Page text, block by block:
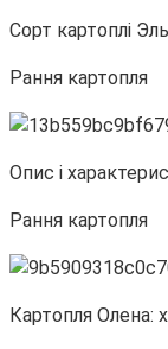
Сорт картоплі
Рання картопля
Опис і
Рання картопля
Картопля Олена: